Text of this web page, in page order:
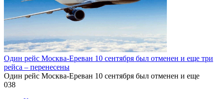
Один рейс Москва-Ереван 10 сентября был отменен и еще три
рейса – перенесены
Один рейс Москва-Ереван 10 сентября был отменен и еще
038